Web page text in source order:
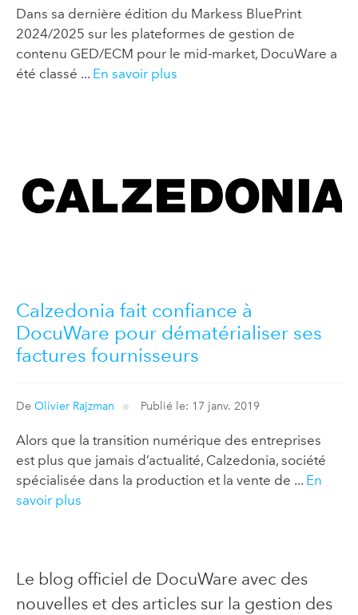
Dans sa dernière édition du Markess BluePrint
2024/2025 sur les plateformes de gestion de
contenu GED/ECM pour le mid-market, DocuWare a
été classé ... En savoir plus
Calzedonia fait confiance à
DocuWare pour dématérialiser ses
factures fournisseurs
De Olivier Rajzman Publié le: 17 janv. 2019
Alors que la transition numérique des entreprises
est plus que jamais d’actualité, Calzedonia, société
spécialisée dans la production et la vente de ... En
savoir plus
Le blog officiel de DocuWare avec des
nouvelles et des articles sur la gestion des